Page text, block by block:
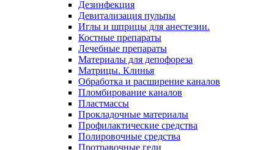
Дезинфекция
Девитализация пульпы
Иглы и шприцы для анестезии.
Костные препараты
Лечебные препараты
Материалы для депофореза
Матрицы. Клинья
Обработка и расширение каналов
Пломбирование каналов
Пластмассы
Прокладочные материалы
Профилактические средства
Полировочные средства
Протравочные гели